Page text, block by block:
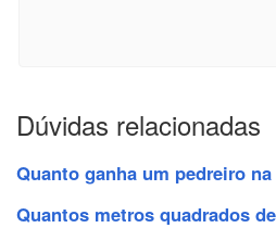
Dúvidas relacionadas
Quanto ganha um pedreiro
Quantos metros quadrados